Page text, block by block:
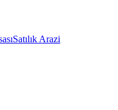
Satılık Arazi